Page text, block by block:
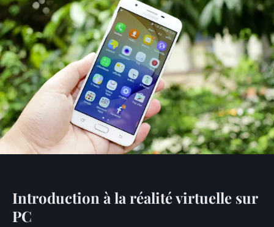
Introduction à la réalité virtuelle sur
PC